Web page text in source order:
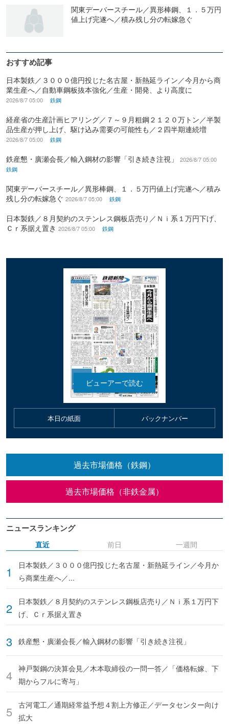
関東デーバースチール／異形棒鋼、１．５万円
値上げ完遂へ／積み残し分の転嫁急ぐ
おすすめ記事
日本製鉄／３０００億円投じた名古屋・新熱延ライン／今月から商
業生産へ／自動車鋼板抜本強化／生産・開発、より高度に
2026/8/7 05:00 鉄鋼
経産省の生産計画ヒアリング／７～９月粗鋼２１２０万トン／半製
品生産が押し上げ、駆け込み需要の可能性も／２四半期連続増
2026/8/7 05:00 鉄鋼
鉄産懇・廣瀬会長／輸入鋼材の影響「引き続き注視」
2026/8/7 05:00
鉄鋼
関東デーバースチール／異形棒鋼、１．５万円値上げ完遂へ／積み
残し分の転嫁急ぐ 2026/8/7 05:00 鉄鋼
日本製鉄／８月契約のステンレス鋼板店売り／Ｎｉ系１万円下げ、
Ｃｒ系据え置き 2026/8/7 05:00 鉄鋼
本日の紙面 バックナンバー
過去市場価格（鉄鋼）
過去市場価格（非鉄金属）
ニュースランキング
直近
日本製鉄／３０００億円投じた名古屋・新熱延ライン／今月か
ら商業生産へ／...
日本製鉄／８月契約のステンレス鋼板店売り／Ｎｉ系１万円下
げ、Ｃｒ系据え置き
鉄産懇・廣瀬会長／輸入鋼材の影響「引き続き注視」
神戸製鋼の決算会見／木本取締役の一問一答／「価格転嫁、下
期からフルに寄与」
古河電工／通期経常益予想４割上方修正／データセンター向け
拡大
前日 一週間